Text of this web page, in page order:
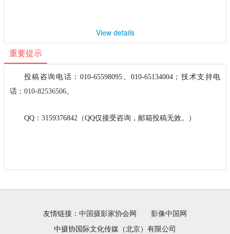
View details
重要提示
投稿咨询电话：010-65598095、010-65134004；技术支持电
话： 010-82536506。
QQ：3159376842（QQ仅接受咨询，邮箱投稿无效。）
友情链接： 中国摄影家协会网
影像中国网
中摄协国际文化传媒（北京）有限公司